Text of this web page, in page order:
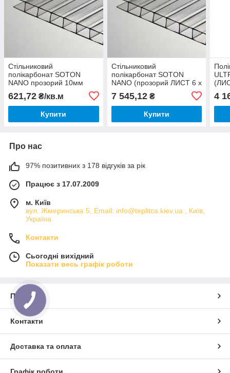
Стільниковий
полікарбонат SOTON
NANO прозорий 10мм
621,72 ₴/кв.м
Купити
Стільниковий
полікарбонат SOTON
NANO (прозорий ЛИСТ 6 х
7 545,12₴
Купити
4
Про нас
97% позитивних з 178 відгуків за рік
Працює з 17.07.2009
м. Київ
вул. Жмеринська 5, Email: info@teplitca.kiev.ua , Київ,
Україна
Контакти
Сьогодні вихідний
Показати весь графік роботи
Про нас
Контакти
Доставка та оплата